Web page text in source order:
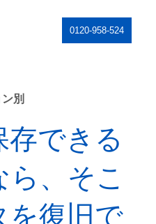
0120-958-524
別
存できる
、そこ
を復旧で